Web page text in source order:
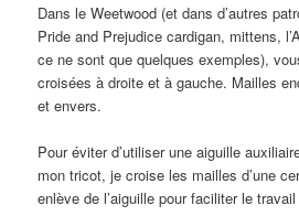
Dans le Weetwood (et dans d’autres
Pride and Prejudice cardigan, mittens,
ce ne sont que quelques exemples),
croisées à droite et à gauche. Mailles
et envers.
Pour éviter d’utiliser une aiguille
mon tricot, je croise les mailles d’une
enlève de l’aiguille pour faciliter le